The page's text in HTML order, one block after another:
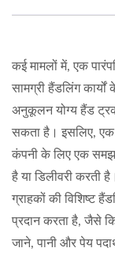
कई मामलों में, एक
सामग्री हैंडलिंग कार्यों
अनुकूलन योग्य हैंड ट्रक
सकता है। इसलिए, एक
कंपनी के लिए एक
है या डिलीवरी करती
ग्राहकों की विशिष्ट
प्रदान करता है, जैसे
जाने, पानी और पेय